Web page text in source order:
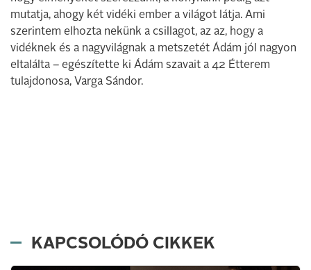
mutatja, ahogy két vidéki ember a világot látja. Ami
szerintem elhozta nekünk a csillagot, az az, hogy a
vidéknek és a nagyvilágnak a metszetét Ádám jól nagyon
eltalálta – egészítette ki Ádám szavait a 42 Étterem
tulajdonosa, Varga Sándor.
KAPCSOLÓDÓ CIKKEK